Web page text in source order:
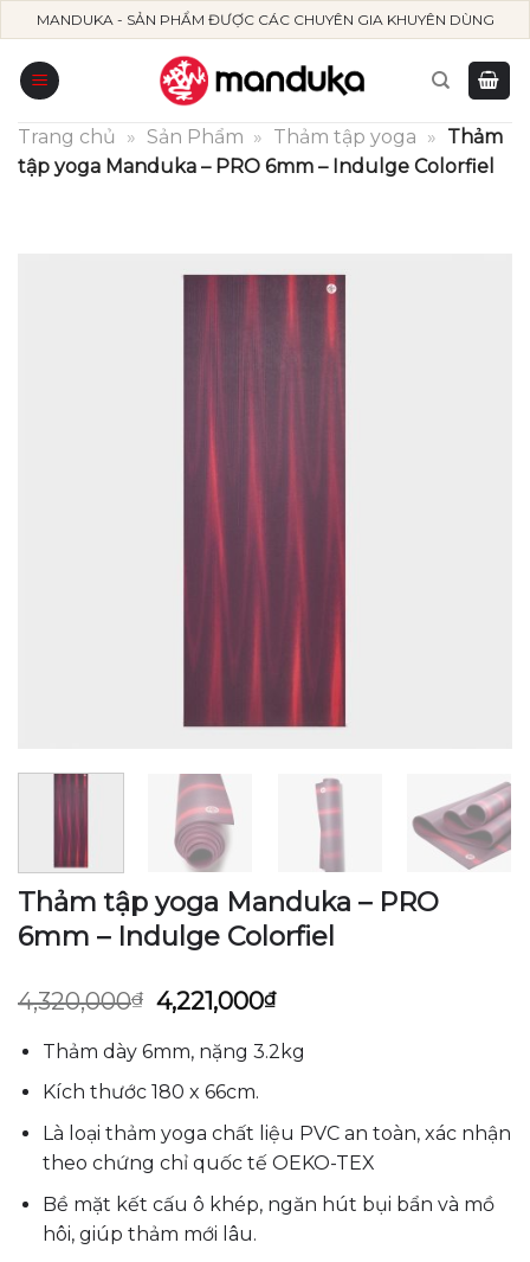
Skip
to
content
MANDUKA - SẢN PHẨM ĐƯỢC CÁC CHUYÊN GIA KHUYÊN DÙNG
Trang chủ » Sản Phẩm » Thảm tập yoga » Thảm
tập yoga Manduka – PRO 6mm – Indulge Colorfiel
Thảm tập yoga Manduka – PRO
6mm – Indulge Colorfiel
4,320,000₫ Giá
là:
4,320,000₫.
4,221,000₫Giá
tại
là:
Thảm dày 6mm, nặng 3.2kg
Kích thước 180 x 66cm.
Là loại thảm yoga chất liệu PVC an toàn, xác nhận
theo chứng chỉ quốc tế OEKO-TEX
Bề mặt kết cấu ô khép, ngăn hút bụi bẩn và mồ
hôi, giúp thảm mới lâu.